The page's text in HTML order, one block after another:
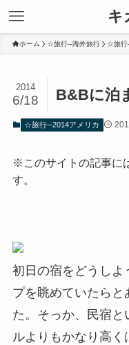
キ
ホーム ☆旅行─海外旅行 ☆旅行
B&Bに泊
2014
6/18
☆旅行─2014アメリカ
※このサイトの記事に
す。
初日の宿をどうしよ
プを眺めていたらと
た。そっか、民宿
ルよりもかなり高く